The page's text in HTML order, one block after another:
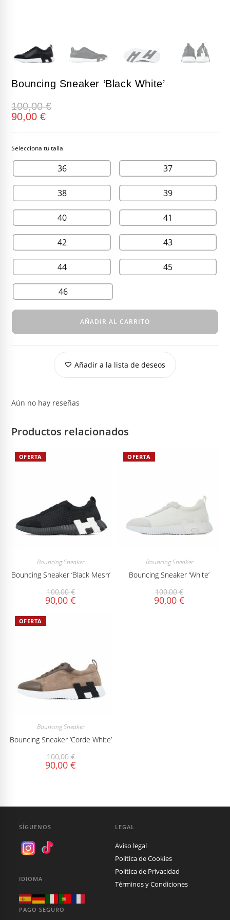
Bouncing Sneaker ‘Black White’
100,00€
90,00€
36 37
38 39
40 41
42 43
44 45
46
AÑADIR AL CARRITO
Añadir a la lista de deseos
Aún no hay reseñas
Productos relacionados
OFERTA
Bouncing Sneaker
Bouncing Sneaker ‘Black Mesh’
100,00€
90,00€
OFERTA
Bouncing Sneaker
Bouncing Sneaker ‘White’
100,00€
90,00 €
OFERTA
Bouncing Sneaker
Bouncing Sneaker ‘Corde White’
100,00€
90,00€
SÍGUENOS
IDIOMA
LEGAL
Aviso legal
Política de Cookies
Política de Privacidad
Términos y Condiciones
PAGO SEGURO